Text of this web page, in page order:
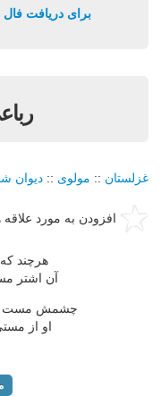
برای دریافت
غزلستان :: مولوی :: دیوان
افزودن به مورد علاقه
هرچند
آن اشتر
چشمش مست
او از